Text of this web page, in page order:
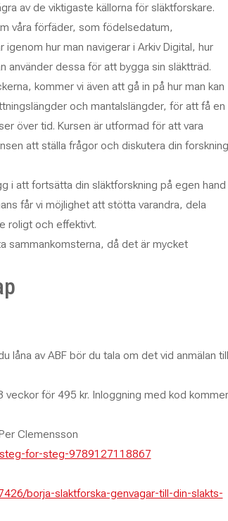
av de viktigaste källorna för släktforskare.
våra förfäder, som födelsedatum,
hur man navigerar i Arkiv Digital, hur
använder dessa för att bygga sin släktträd.
kommer vi även att gå in på hur man kan
och mantalslängder, för att få en
över tid. Kursen är utformad för att vara
att ställa frågor och diskutera din forskning
i att fortsätta din släktforskning på egen hand
får vi möjlighet att stötta varandra, dela
roligt och effektivt.
sammankomsterna, då det är mycket
låna av ABF bör du tala om det vid anmälan till
veckor för 495 kr. Inloggning med kod kommer
Clemensson
for-steg-9789127118867
borja-slaktforska-genvagar-till-din-slakts-